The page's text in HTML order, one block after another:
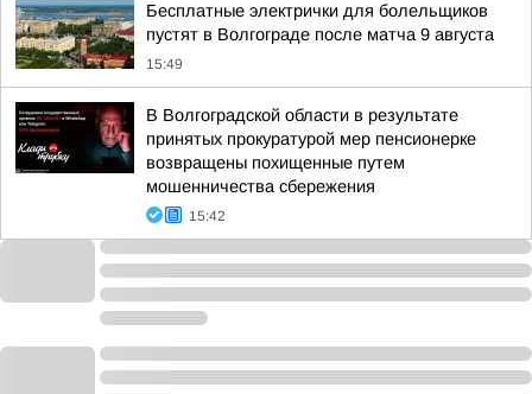
Бесплатные электрички для болельщиков
пустят в Волгограде после матча 9 августа
15:49
В Волгоградской области в результате
принятых прокуратурой мер пенсионерке
возвращены похищенные путем
мошенничества сбережения
15:42